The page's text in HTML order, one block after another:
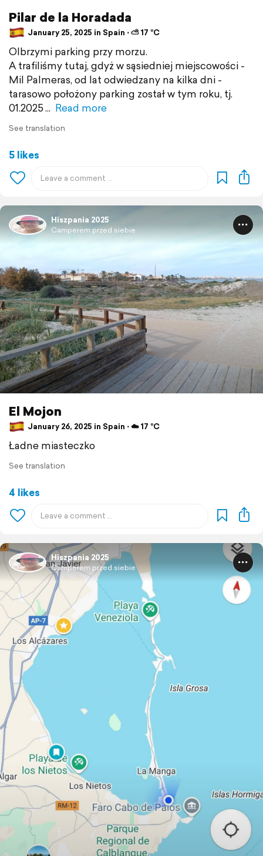
Pilar de la Horadada
January 25, 2025 in Spain ⋅ ⛅ 17 °C
Olbrzymi parking przy morzu.
A trafiliśmy tutaj, gdyż w sąsiedniej miejscowości -
Mil Palmeras, od lat odwiedzany na kilka dni -
tarasowo położony parking został w tym roku, tj.
01.2025
Read more
See translation
5 likes
Hiszpania 2025
Camperem przed siebie
El Mojon
January 26, 2025 in Spain ⋅ ☁️ 17 °C
Ładne miasteczko
See translation
4 likes
Hiszpania 2025
Camperem przed siebie